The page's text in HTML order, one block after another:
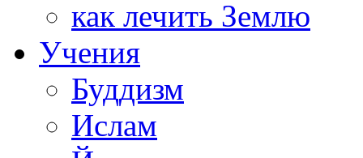
как лечить Землю
Учения
Буддизм
Ислам